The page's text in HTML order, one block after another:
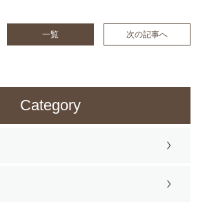
一覧 次の記事へ
Category